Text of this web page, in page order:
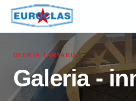
OFERTA TARTAKU
Galeria -